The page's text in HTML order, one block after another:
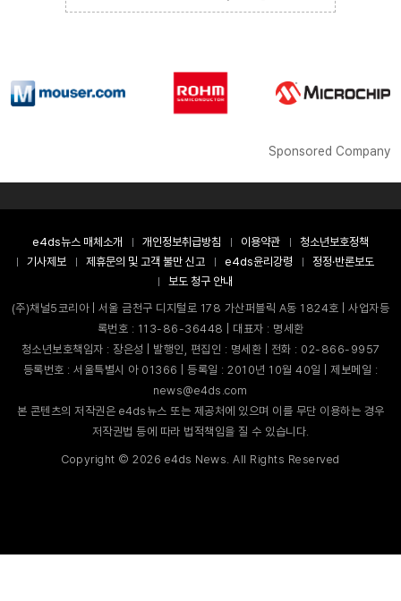
Sponsored Company
e4ds뉴스 매체소개 개인정보취급방침 이용약관
청소년보호정책
기사제보
제휴문의 및 고객 불만 신고 e4ds윤리강령
정정·반론보도
보도 청구 안내
(주)채널5코리아 | 서울 금천구 디지털로 178 가산퍼블릭 A동 1824호 | 사업자등
록번호 : 113-86-36448 | 대표자 : 명세환
청소년보호책임자 : 장은성 | 발행인, 편집인 : 명세환 | 전화 : 02-866-9957
등록번호 : 서울특별시 아 01366 | 등록일 : 2010년 10월 40일 | 제보메일 :
news@e4ds.com
본 콘텐츠의 저작권은 e4ds뉴스 또는 제공처에 있으며 이를 무단 이용하는 경우
저작권법 등에 따라 법적책임을 질 수 있습니다.
Copyright ©2026 e4ds News. All Rights Reserved